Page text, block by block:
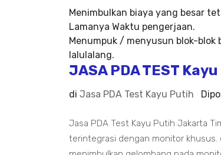
Menimbulkan biaya yang besar
Lamanya Waktu pengerjaan.
Menumpuk / menyusun blok-blok
lalulalang.
JASA PDA TEST
di Jasa PDA Test Kayu Putih
Jasa PDA Test Kayu Putih Jakarta
terintegrasi dengan monitor khusus.